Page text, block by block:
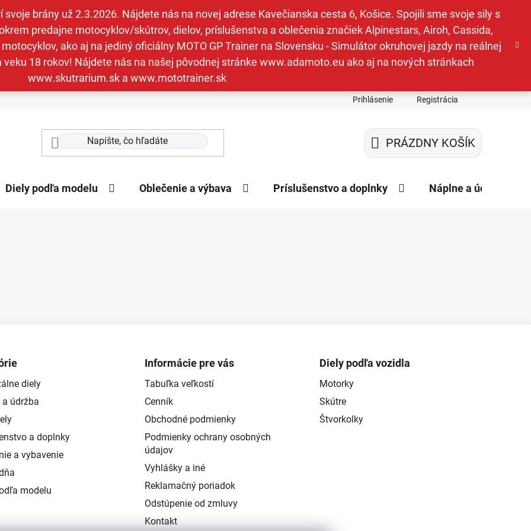
brány už 2.3.2026. Nájdete nás na novej adrese Kavečianska cesta 6, Košice. Spojili sme svoje sily s
predajne motocyklov/skútrov, dielov, príslušenstva a oblečenia značiek Alpinestars, Airoh, Cassida,
ako aj na jediný oficiálny MOTO GP Trainer na Slovensku - Simulátor okruhovej jazdy na reálnej
18 rokov! Nájdete nás na našej pôvodnej stránke www.adamoto.eu ako aj na nových stránkach
www.skutrarium.sk a www.mototrainer.sk
Prihlásenie Registrácia
NÁKUPNÝ
KOŠÍK
PRÁZDNY KOŠÍK
Diely podľa modelu Oblečenie a výbava Príslušenstvo a doplnky Náplne a údržba
diely
a údržba
a doplnky
a vybavenie
modelu
Informácie pre vás
Tabuľka veľkostí
Cenník
Obchodné podmienky
Podmienky ochrany osobných
údajov
Vyhlášky a iné
Reklamačný poriadok
Odstúpenie od zmluvy
Kontakt
Diely podľa vozidla
Motorky
Skútre
Štvorkolky